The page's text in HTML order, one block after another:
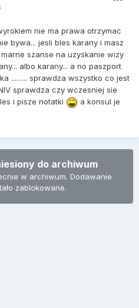
nie ma prawa otrzymac
bywa... jesli bles karany i masz
szanse na uzyskanie wizy
albo karany... a no paszport
......... sprawdza wszystko co jest
sprawdza czy wczesniej sie
i pisze notatki
a konsul je
do archiwum
w archiwum. Dodawanie
zablokowane.